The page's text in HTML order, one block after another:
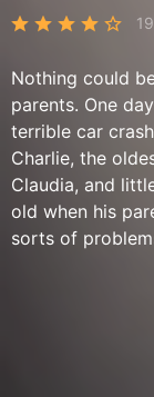
Nothing could
parents. One
terrible car
Charlie, the
Claudia, and
old when his
sorts of